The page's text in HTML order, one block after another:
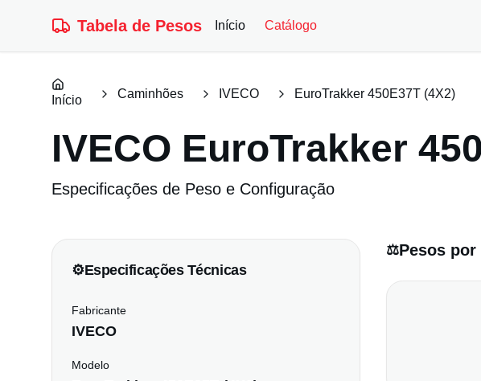
Tabela de Pesos Início Catálogo
Início Caminhões IVECO EuroTrakker 450E37T (4X2)
IVECO EuroTrakker
Especificações de Peso e Configuração
⚙️Especificações Técnicas
Fabricante
IVECO
Modelo
⚖️Pesos